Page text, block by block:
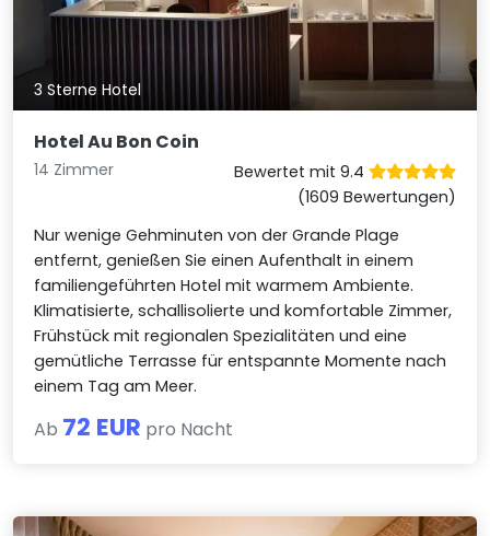
3 Sterne Hotel
Hotel Au Bon Coin
14 Zimmer
Bewertet mit 9.4
(1609 Bewertungen)
Nur wenige Gehminuten von der Grande Plage
entfernt, genießen Sie einen Aufenthalt in einem
familiengeführten Hotel mit warmem Ambiente.
Klimatisierte, schallisolierte und komfortable Zimmer,
Frühstück mit regionalen Spezialitäten und eine
gemütliche Terrasse für entspannte Momente nach
einem Tag am Meer.
Ab 72 EUR pro Nacht